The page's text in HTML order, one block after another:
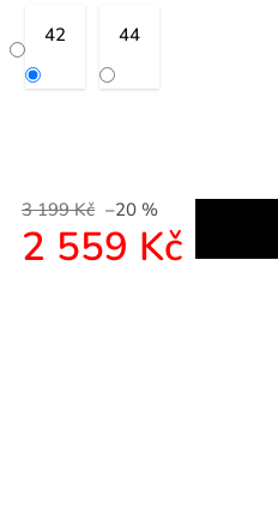
42 44
3 199 Kč –20 %
2 559 Kč